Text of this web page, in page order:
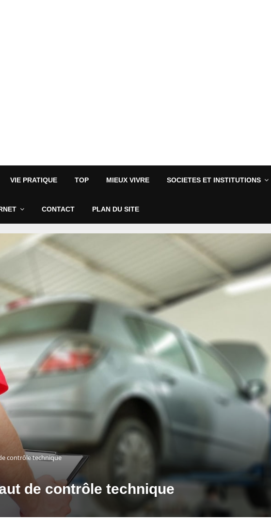
VIE PRATIQUE TOP MIEUX VIVRE SOCIETES ET INSTITUTIONS
CONTACT PLAN DU SITE
contrôle technique
de contrôle technique